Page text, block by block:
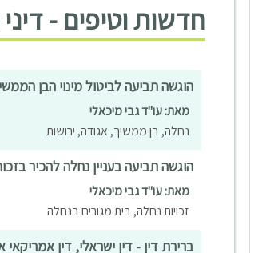
חדשות וטיפים -
הוגשה תביעה לביטול מינוי הבן
מאת: עו"ד גבי מיכאלי
נחלה, בן ממשיך, אגודה, ירושות
הוגשה תביעה בעניין נחלה להכיר
מאת: עו"ד גבי מיכאלי
זכויות נחלה, בית מגורים בנחלה
ברירת דין - דין ישראלי, דין אמריקאי